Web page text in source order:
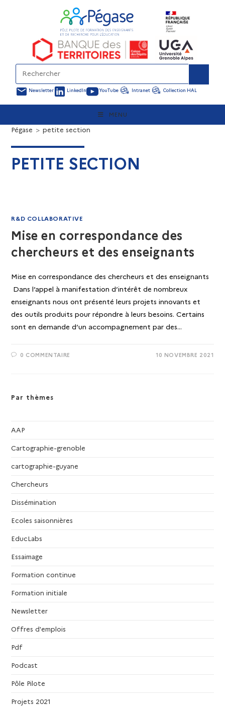
Newsletter LinkedIn YouTube Intranet Collection HAL
MENU
PETITE SECTION
Pégase > petite section
R&D COLLABORATIVE
Mise en correspondance des
chercheurs et des enseignants
Mise en correspondance des chercheurs et des enseignants
Dans l’appel à manifestation d’intérêt de nombreux
enseignants nous ont présenté leurs projets innovants et
des outils produits pour répondre à leurs besoins. Certains
sont en demande d’un accompagnement par des…
0 COMMENTAIRE 10 NOVEMBRE 2021
Par thèmes
AAP
Cartographie-grenoble
cartographie-guyane
Chercheurs
Dissémination
Ecoles saisonnières
EducLabs
Essaimage
Formation continue
Formation initiale
Newsletter
Offres d'emplois
Pdf
Podcast
Pôle Pilote
Projets 2021